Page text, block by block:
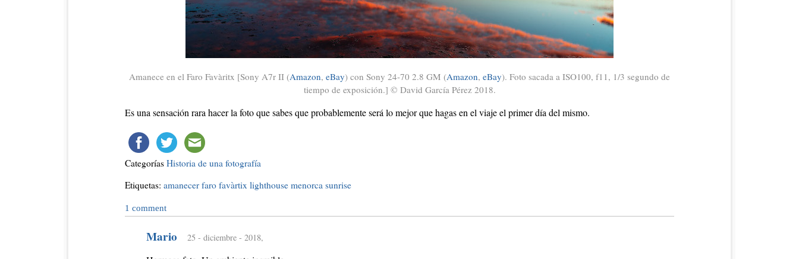
Amanece en el Faro Favàritx [Sony A7r II (Amazon, eBay) con Sony 24-70 2.8 GM (Amazon, eBay). Foto sacada a ISO100, f11, 1/3 segundo de
tiempo de exposición.] © David García Pérez 2018.
Es una sensación rara hacer la foto que sabes que probablemente será lo mejor que hagas en el viaje el primer día del mismo.
Categorías Historia de una fotografía
Etiquetas: amanecer faro favàrtix lighthouse menorca sunrise
1 comment
Mario 25 - diciembre - 2018,